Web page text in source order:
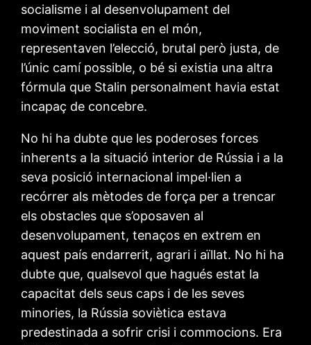
socialisme i al desenvolupament del
moviment socialista en el món,
representaven l’elecció, brutal però justa, de
l’únic camí possible, o bé si existia una altra
fórmula que Stalin personalment havia estat
incapaç de concebre.
No hi ha dubte que les poderoses forces
inherents a la situació interior de Rússia i a la
seva posició internacional impel·lien a
recórrer als mètodes de força per a trencar
els obstacles que s’oposaven al
desenvolupament, tenaços en extrem en
aquest país endarrerit, agrari i aïllat. No hi ha
dubte que, qualsevol que hagués estat la
capacitat dels seus caps i de les seves
minories, la Rússia soviètica estava
predestinada a sofrir crisi i commocions. Era